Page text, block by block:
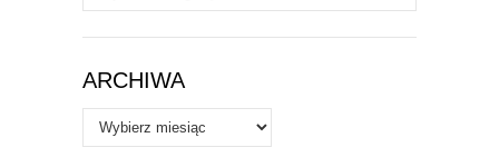
/
Tematy
ARCHIWA
Archiwa